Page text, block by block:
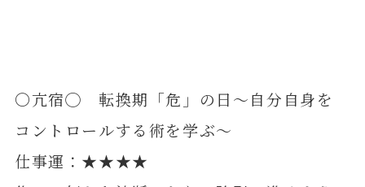
〇亢宿◯ 転換期「危」の日～自分自身を
コントロールする術を学ぶ～
仕事運：★★★★